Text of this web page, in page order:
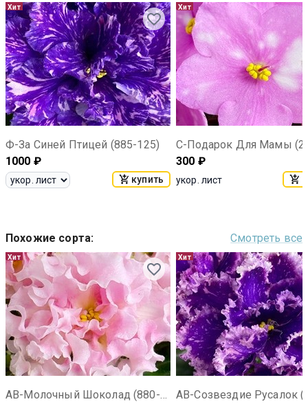
Хит
Ф-За Синей Птицей (885-125)
1000 ₽
купить
Хит
С-Подарок Для Мамы
300 ₽
укор. лист
Похожие сорта: Смотреть все
Хит
АВ-Молочный Шоколад (880-121)
Хит